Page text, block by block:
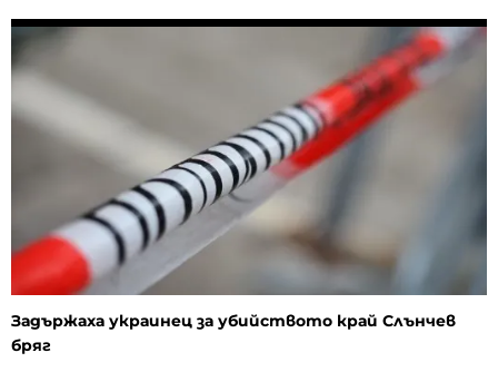
Задържаха украинец за убийството край Слънчев
бряг